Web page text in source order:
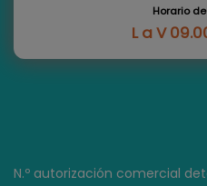
Horario
L a V
N.º autorización comercial